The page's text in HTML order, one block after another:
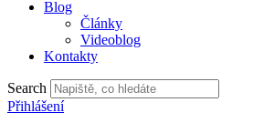
Blog
Články
Videoblog
Kontakty
Search
Přihlášení